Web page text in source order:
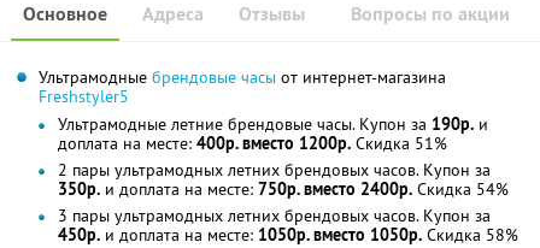
Основное Отзывы Вопросы по акции
Адреса
Ультрамодные брендовые часы от интернет-магазина
Freshstyler5
Ультрамодные летние брендовые часы. Купон за 190р. и
доплата на месте: 400р. вместо 1200р. Скидка 51%
2 пары ультрамодных летних брендовых часов. Купон за
350р. и доплата на месте: 750р. вместо 2400р. Скидка 54%
3 пары ультрамодных летних брендовых часов. Купон за
450р. и доплата на месте: 1050р. вместо 1050р. Скидка 58%